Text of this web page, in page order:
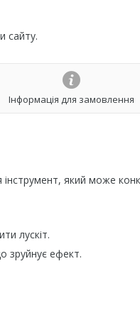
сайту.
Інформація для замовлення
інструмент, який може
лускіт.
зруйнує ефект.